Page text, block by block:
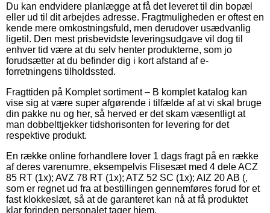
Du kan endvidere planlægge at få det leveret til din bopæl
eller ud til dit arbejdes adresse. Fragtmuligheden er oftest en
kende mere omkostningsfuld, men derudover usædvanlig
ligetil. Den mest prisbevidste leveringsudgave vil dog til
enhver tid være at du selv henter produkterne, som jo
forudsætter at du befinder dig i kort afstand af e-
forretningens tilholdssted.
Fragttiden på Komplet sortiment – B komplet katalog kan
vise sig at være super afgørende i tilfælde af at vi skal bruge
din pakke nu og her, så herved er det skam væsentligt at
man dobbelttjekker tidshorisonten for levering for det
respektive produkt.
En række online forhandlere lover 1 dags fragt på en række
af deres varenumre, eksempelvis Flisesæt med 4 dele ACZ
85 RT (1x); AVZ 78 RT (1x); ATZ 52 SC (1x); AIZ 20 AB (,
som er regnet ud fra at bestillingen gennemføres forud for et
fast klokkeslæt, så at de garanteret kan nå at få produktet
klar forinden personalet tager hjem.